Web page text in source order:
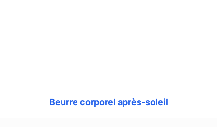
Beurre corporel après-soleil